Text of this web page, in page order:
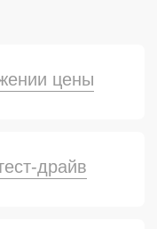
цены
драйв